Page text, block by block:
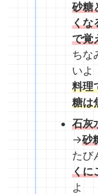
砂糖
くな
で覚
ちな
いよ
料理
糖は
石灰
→砂
たび
くに
よ